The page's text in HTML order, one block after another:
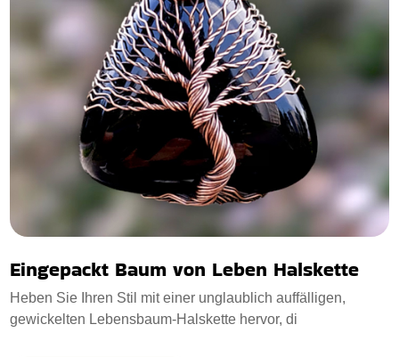
Eingepackt Baum von Leben Halskette
Heben Sie Ihren Stil mit einer unglaublich auffälligen,
gewickelten Lebensbaum-Halskette hervor, di